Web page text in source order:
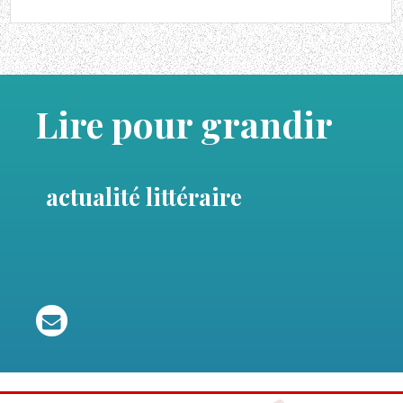
Lire pour grandir
actualité littéraire